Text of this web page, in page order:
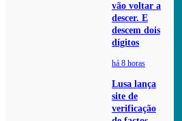
vão voltar a
descer. E
descem dois
dígitos
há 8 horas
Lusa lança
site de
verificação